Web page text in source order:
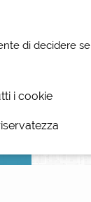
Sito ufficiale -
di decidere se
i cookie